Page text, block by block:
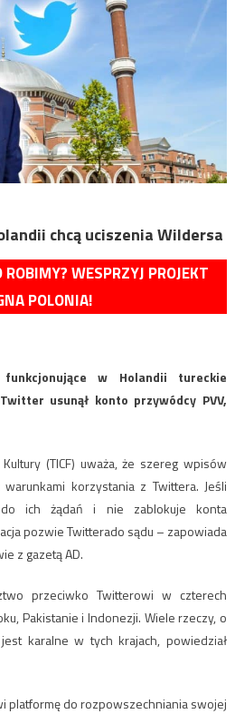
chcą uciszenia Wildersa
WESPRZYJ PROJEKT
POLONIA!
w Holandii tureckie
usunął konto przywódcy PVV,
(TICF) uważa, że ​​szereg wpisów
korzystania z Twittera. Jeśli
ich żądań i nie zablokuje konta
pozwie Twitterado sądu – zapowiada
z gazetą AD.
przeciwko Twitterowi w czterech
Pakistanie i Indonezji. Wiele rzeczy, o
karalne w tych krajach, powiedział
platformę do rozpowszechniania swojej